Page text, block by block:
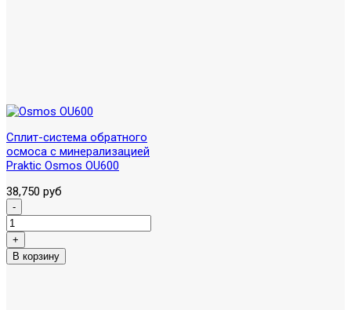
Сплит-система обратного
осмоса с минерализацией
Praktic Osmos OU600
38,750 руб